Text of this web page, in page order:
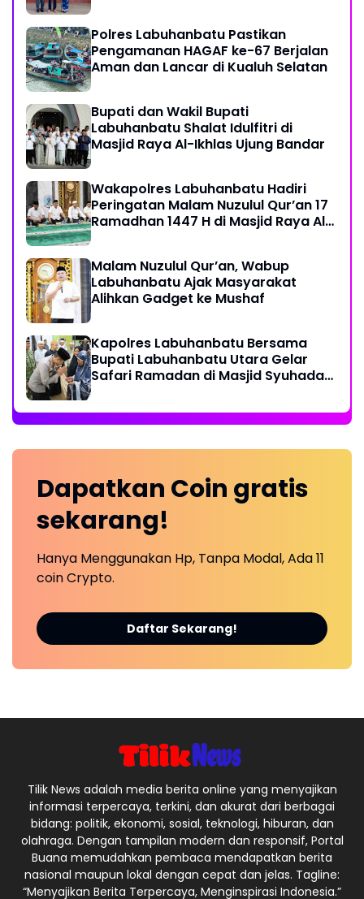
Polres Labuhanbatu Pastikan
Pengamanan HAGAF ke-67 Berjalan
Aman dan Lancar di Kualuh Selatan
Bupati dan Wakil Bupati
Labuhanbatu Shalat Idulfitri di
Masjid Raya Al-Ikhlas Ujung Bandar
Wakapolres Labuhanbatu Hadiri
Peringatan Malam Nuzulul Qur’an 17
Ramadhan 1447 H di Masjid Raya Al-
Malam Nuzulul Qur’an, Wabup
Labuhanbatu Ajak Masyarakat
Alihkan Gadget ke Mushaf
Kapolres Labuhanbatu Bersama
Bupati Labuhanbatu Utara Gelar
Safari Ramadan di Masjid Syuhada
Dapatkan Coin gratis
sekarang!
Hanya Menggunakan Hp, Tanpa Modal, Ada 11
coin Crypto.
Daftar Sekarang!
Tilik News adalah media berita online yang menyajikan
informasi terpercaya, terkini, dan akurat dari berbagai
bidang: politik, ekonomi, sosial, teknologi, hiburan, dan
olahraga. Dengan tampilan modern dan responsif, Portal
Buana memudahkan pembaca mendapatkan berita
nasional maupun lokal dengan cepat dan jelas. Tagline:
“Menyajikan Berita Terpercaya, Menginspirasi Indonesia.”